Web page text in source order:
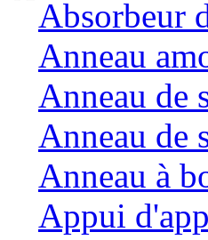
Absorbeur
Anneau
Anneau de
Anneau de
Anneau à
Appui